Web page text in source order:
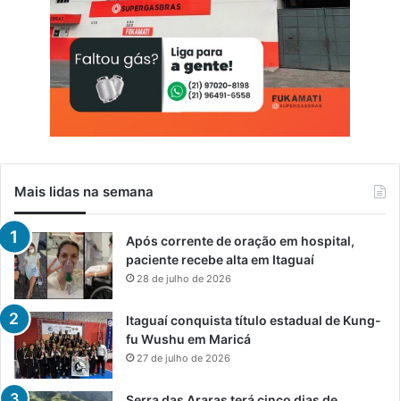
Mais lidas na semana
Após corrente de oração em hospital,
paciente recebe alta em Itaguaí
28 de julho de 2026
Itaguaí conquista título estadual de Kung-
fu Wushu em Maricá
27 de julho de 2026